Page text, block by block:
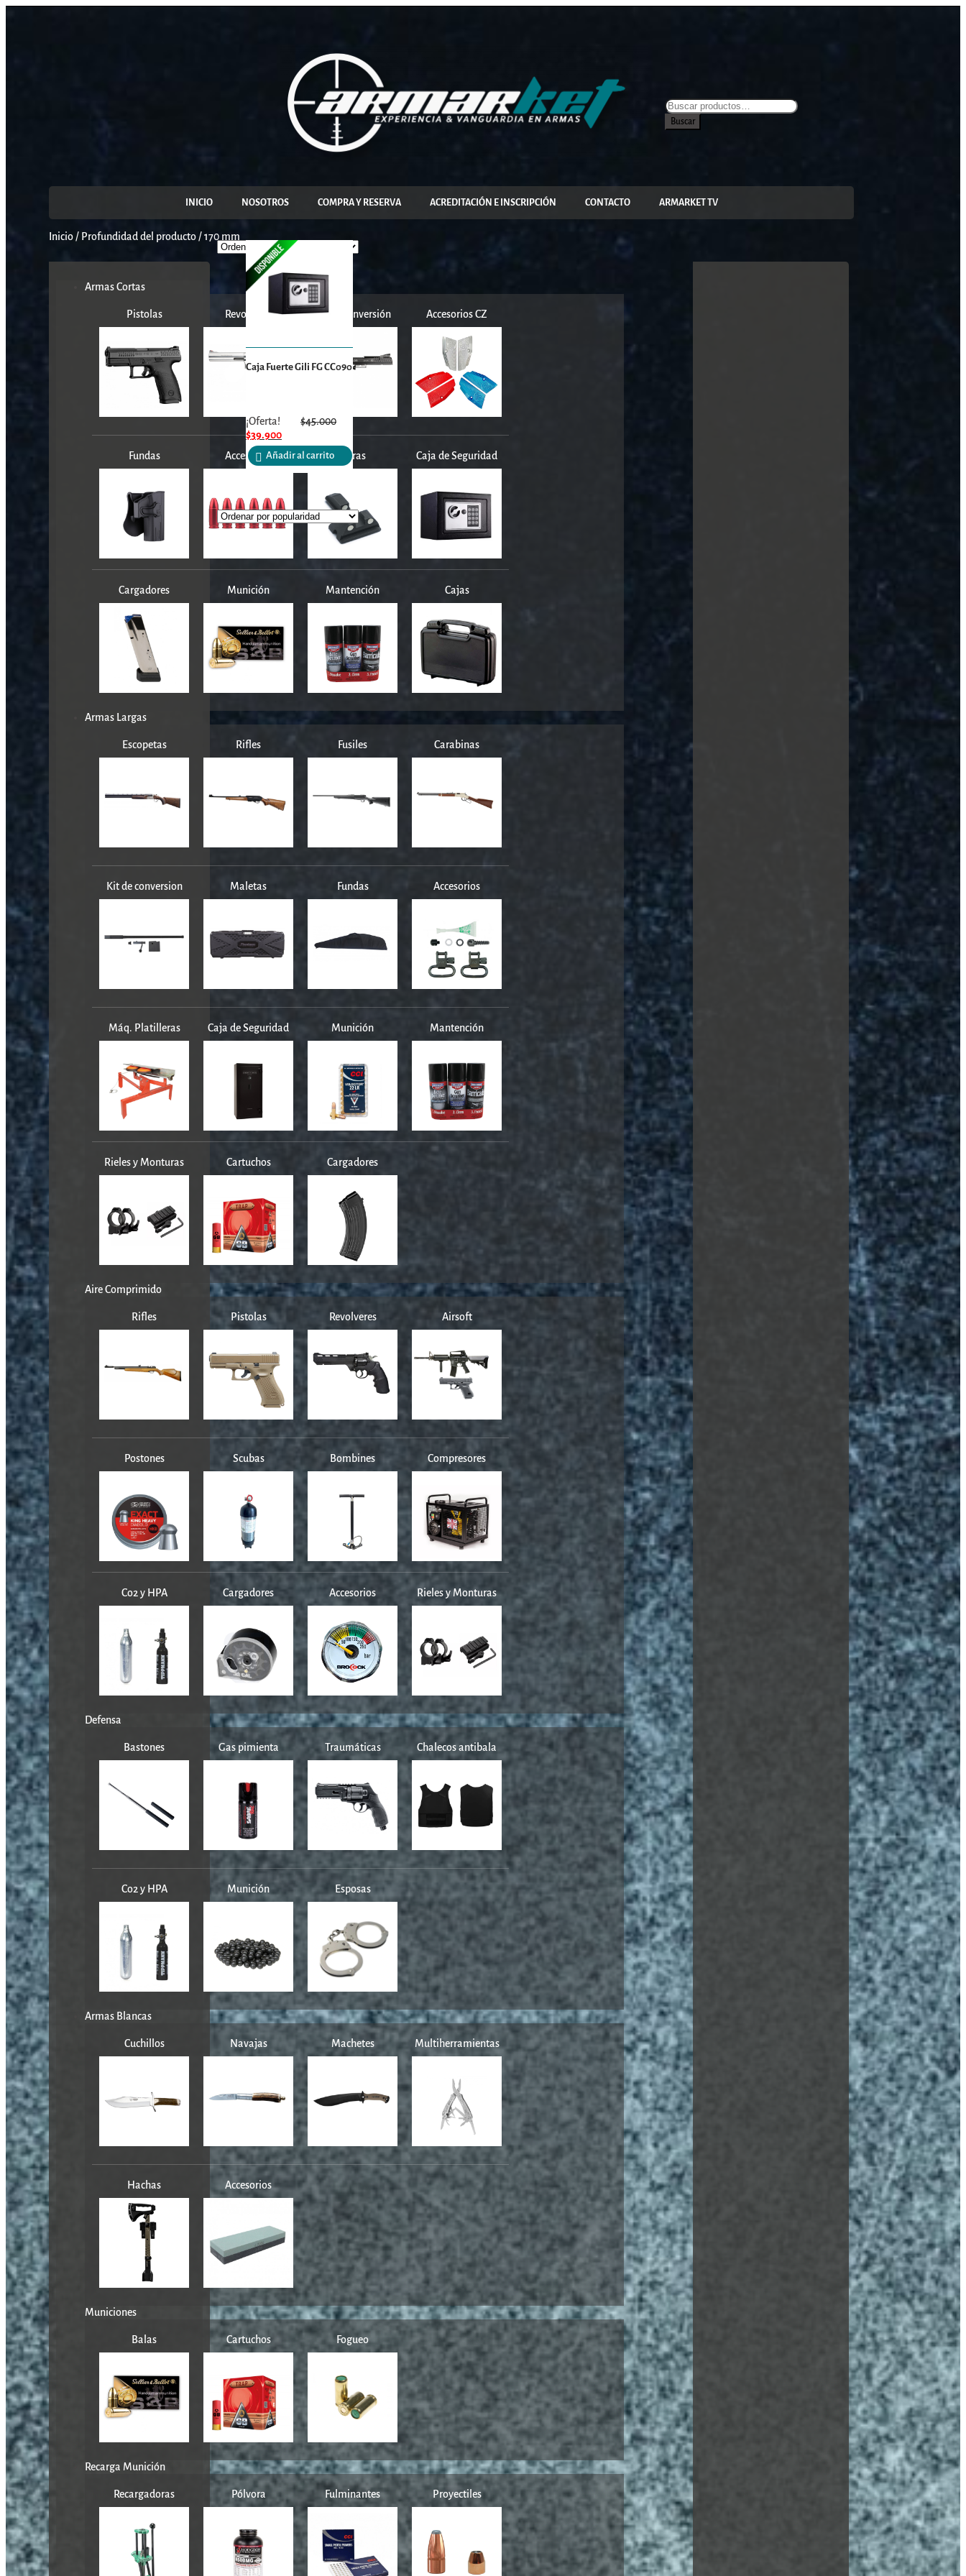
Buscar
INICIO NOSOTROS COMPRA Y RESERVA ACREDITACIÓN E INSCRIPCIÓN CONTACTO ARMARKET TV
Inicio/ Profundidad del producto/170 mm
Armas Cortas
Pistolas Revolveres Kit de conversión Accesorios CZ
Fundas Accesorios Miras Caja de Seguridad
Cargadores Munición Mantención Cajas
Armas Largas
Escopetas Rifles Fusiles Carabinas
Kit de conversion Maletas Fundas Accesorios
Máq. Platilleras Caja de Seguridad Munición Mantención
Rieles y Monturas Cartuchos Cargadores
Aire Comprimido
Rifles Pistolas Revolveres Airsoft
Postones Scubas Bombines Compresores
Co2 y HPA Cargadores Accesorios Rieles y Monturas
Defensa
Bastones Gas pimienta Traumáticas Chalecos antibala
Co2 y HPA Munición Esposas
Armas Blancas
Cuchillos Navajas Machetes Multiherramientas
Hachas Accesorios
Municiones
Balas Cartuchos Fogueo
Recarga Munición
Recargadoras Pólvora Fulminantes Proyectiles
Caja Fuerte Gili FG CC090
¡Oferta! $45.000
$39.900
Añadir al carrito